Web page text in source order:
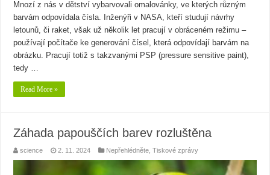
Mnozí z nás v dětství vybarvovali omalovánky, ve kterých různým
barvám odpovídala čísla. Inženýři v NASA, kteří studují návrhy
letounů, či raket, však už několik let pracují v obráceném režimu –
používají počítače ke generování čísel, která odpovídají barvám na
obrázku. Pracují totiž s takzvanými PSP (pressure sensitive paint),
tedy …
Read More »
Záhada papouščích barev rozluštěna
science 2. 11. 2024 Nepřehlédněte ,Tiskové zprávy